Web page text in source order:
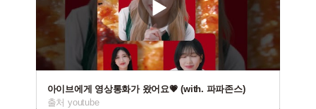
아이브에게 영상통화가 왔어요💗 (with. 파파존스)
출처 youtube